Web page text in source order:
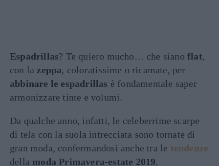
Espadrillas? Te quiero mucho… che sianoflat,
con la zeppa, coloratissime o ricamate, per
abbinare le espadrillas è fondamentale saper
armonizzare tinte e volumi.
Da qualche anno, infatti, le celeberrime scarpe
di tela con la suola intrecciata sono tornate di
gran moda, confermandosi anche tra le tendenze
della moda Primavera-estate 2019.